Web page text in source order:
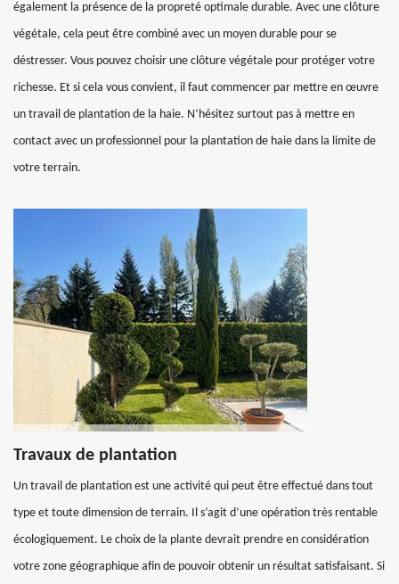
également la présence de la propreté optimale durable. Avec une clôture
végétale, cela peut être combiné avec un moyen durable pour se
déstresser. Vous pouvez choisir une clôture végétale pour protéger votre
richesse. Et si cela vous convient, il faut commencer par mettre en œuvre
un travail de plantation de la haie. N’hésitez surtout pas à mettre en
contact avec un professionnel pour la plantation de haie dans la limite de
votre terrain.
Travaux de plantation
Un travail de plantation est une activité qui peut être effectué dans tout
type et toute dimension de terrain. Il s’agit d’une opération très rentable
écologiquement. Le choix de la plante devrait prendre en considération
votre zone géographique afin de pouvoir obtenir un résultat satisfaisant. Si